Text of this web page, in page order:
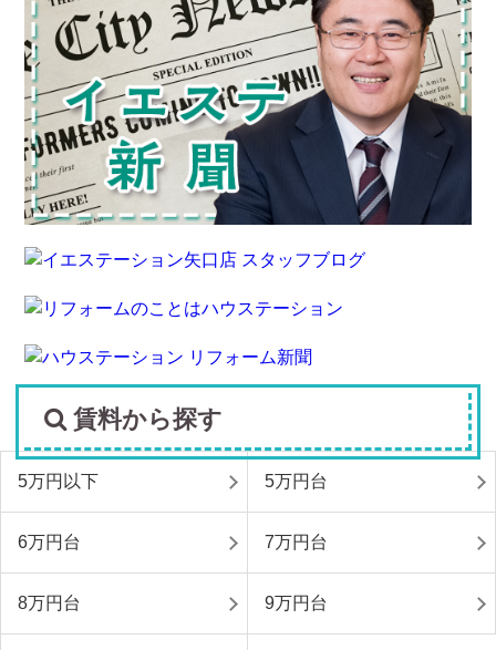
賃料から探す
5万円以下 5万円台
6万円台 7万円台
8万円台 9万円台